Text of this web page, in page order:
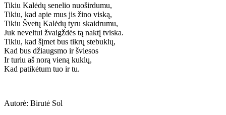
Tikiu Kalėdų senelio nuoširdumu,
Tikiu, kad apie mus jis žino viską,
Tikiu Švetų Kalėdų tyru skaidrumu,
Juk neveltui žvaigždės tą naktį tviska.
Tikiu, kad šįmet bus tikrų stebuklų,
Kad bus džiaugsmo ir šviesos
Ir turiu aš norą vieną kuklų,
Kad patikėtum tuo ir tu.
Autorė: Birutė Sol